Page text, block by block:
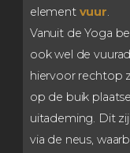
element vuur.
Vanuit de Yoga
ook wel de
hiervoor rechtop
op de buik
uitademing. Dit
via de neus,